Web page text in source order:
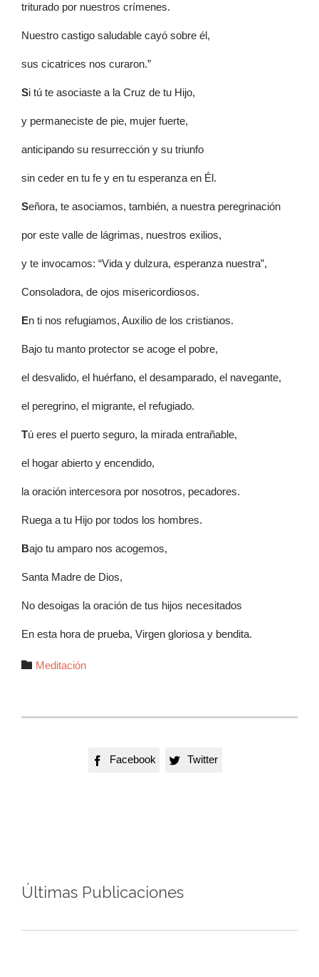
triturado por nuestros crímenes.
Nuestro castigo saludable cayó sobre él,
sus cicatrices nos curaron.”
Si tú te asociaste a la Cruz de tu Hijo,
y permaneciste de pie, mujer fuerte,
anticipando su resurrección y su triunfo
sin ceder en tu fe y en tu esperanza en Él.
Señora, te asociamos, también, a nuestra peregrinación
por este valle de lágrimas, nuestros exilios,
y te invocamos: “Vida y dulzura, esperanza nuestra”,
Consoladora, de ojos misericordiosos.
En ti nos refugiamos, Auxilio de los cristianos.
Bajo tu manto protector se acoge el pobre,
el desvalido, el huérfano, el desamparado, el navegante,
el peregrino, el migrante, el refugiado.
Tú eres el puerto seguro, la mirada entrañable,
el hogar abierto y encendido,
la oración intercesora por nosotros, pecadores.
Ruega a tu Hijo por todos los hombres.
Bajo tu amparo nos acogemos,
Santa Madre de Dios,
No desoigas la oración de tus hijos necesitados
En esta hora de prueba, Virgen gloriosa y bendita.
 Autor
Meditación
 Facebook  Twitter
Últimas Publicaciones